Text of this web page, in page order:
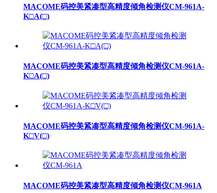
MACOME码控美紧凑型高精度倾角检测仪CM-961A-
K□A(□)
MACOME码控美紧凑型高精度倾角检测仪CM-961A-
K□A(□)
MACOME码控美紧凑型高精度倾角检测仪CM-961A-
K□V(□)
MACOME码控美紧凑型高精度倾角检测仪CM-961A